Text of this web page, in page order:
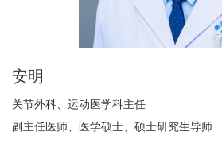
安明
关节外科、运动医学科主任
副主任医师、医学硕士、硕士研究生导师